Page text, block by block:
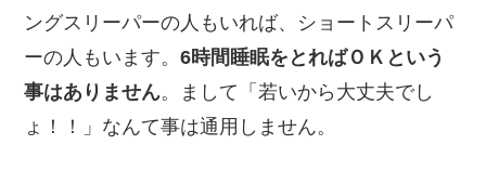
ングスリーパーの人もいれば、ショートスリーパ
ーの人もいます。6時間睡眠をとればＯＫという
事はありません。まして「若いから大丈夫でし
ょ！！」なんて事は通用しません。